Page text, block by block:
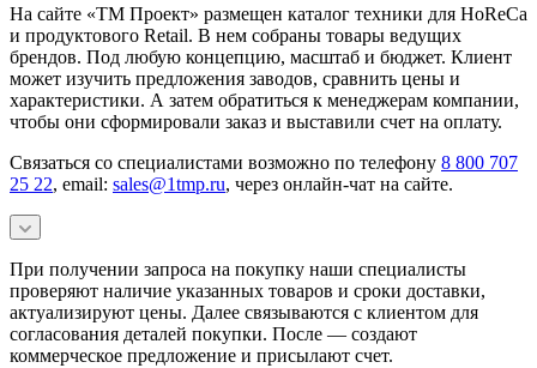
На сайте «ТМ Проект» размещен каталог техники для HoReCa
и продуктового Retail. В нем собраны товары ведущих
брендов. Под любую концепцию, масштаб и бюджет. Клиент
может изучить предложения заводов, сравнить цены и
характеристики. А затем обратиться к менеджерам компании,
чтобы они сформировали заказ и выставили счет на оплату.
Связаться со специалистами возможно по телефону 8 800 707
25 22, email: sales@1tmp.ru, через онлайн-чат на сайте.
При получении запроса на покупку наши специалисты
проверяют наличие указанных товаров и сроки доставки,
актуализируют цены. Далее связываются с клиентом для
согласования деталей покупки. После — создают
коммерческое предложение и присылают счет.